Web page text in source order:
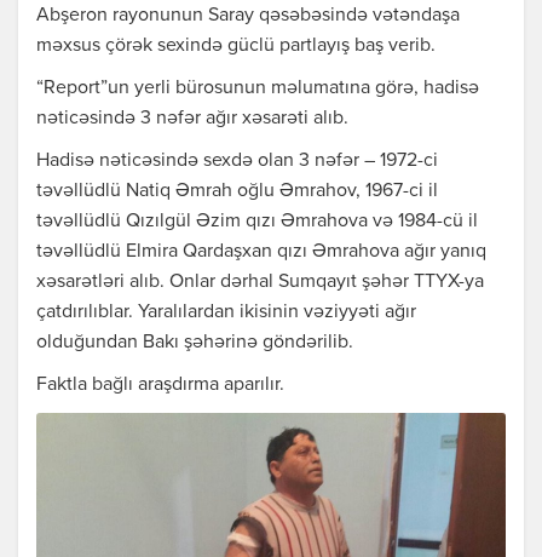
Abşeron rayonunun Saray qəsəbəsində vətəndaşa
məxsus çörək sexində güclü partlayış baş verib.
“Report”un yerli bürosunun məlumatına görə, hadisə
nəticəsində 3 nəfər ağır xəsarəti alıb.
Hadisə nəticəsində sexdə olan 3 nəfər – 1972-ci
təvəllüdlü Natiq Əmrah oğlu Əmrahov, 1967-ci il
təvəllüdlü Qızılgül Əzim qızı Əmrahova və 1984-cü il
təvəllüdlü Elmira Qardaşxan qızı Əmrahova ağır yanıq
xəsarətləri alıb. Onlar dərhal Sumqayıt şəhər TTYX-ya
çatdırılıblar. Yaralılardan ikisinin vəziyyəti ağır
olduğundan Bakı şəhərinə göndərilib.
Faktla bağlı araşdırma aparılır.